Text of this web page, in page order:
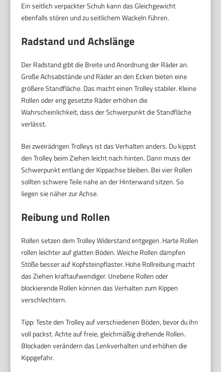
Ein seitlich verpackter Schuh kann das Gleichgewicht
ebenfalls stören und zu seitlichem Wackeln führen.
Radstand und Achslänge
Der Radstand gibt die Breite und Anordnung der Räder an.
Große Achsabstände und Räder an den Ecken bieten eine
größere Standfläche. Das macht einen Trolley stabiler. Kleine
Rollen oder eng gesetzte Räder erhöhen die
Wahrscheinlichkeit, dass der Schwerpunkt die Standfläche
verlässt.
Bei zweirädrigen Trolleys ist das Verhalten anders. Du kippst
den Trolley beim Ziehen leicht nach hinten. Dann muss der
Schwerpunkt entlang der Kippachse bleiben. Bei vier Rollen
sollten schwere Teile nahe an der Hinterwand sitzen. So
liegen sie näher zur Achse.
Reibung und Rollen
Rollen setzen dem Trolley Widerstand entgegen. Harte Rollen
rollen leichter auf glatten Böden. Weiche Rollen dämpfen
Stöße besser auf Kopfsteinpflaster. Hohe Rollreibung macht
das Ziehen kraftaufwendiger. Unebene Rollen oder
blockierende Rollen können das Verhalten zum Kippen
verschlechtern.
Tipp: Teste den Trolley auf verschiedenen Böden, bevor du ihn
voll packst. Achte auf freie, gleichmäßig drehende Rollen.
Blockaden verändern das Lenkverhalten und erhöhen die
Kippgefahr.